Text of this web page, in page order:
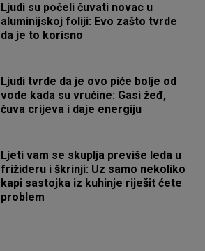
Ljudi su počeli čuvati novac u
aluminijskoj foliji: Evo zašto tvrde
da je to korisno
Ljudi tvrde da je ovo piće bolje od
vode kada su vrućine: Gasi žeđ,
čuva crijeva i daje energiju
Ljeti vam se skuplja previše leda u
frižideru i škrinji: Uz samo nekoliko
kapi sastojka iz kuhinje riješit ćete
problem